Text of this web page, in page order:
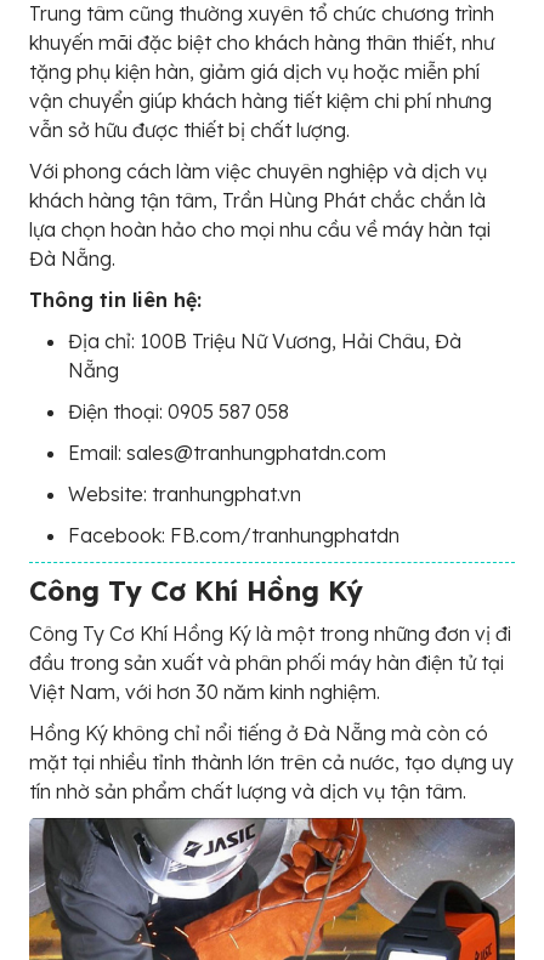
Trung tâm cũng thường xuyên tổ chức chương trình
khuyến mãi đặc biệt cho khách hàng thân thiết, như
tặng phụ kiện hàn, giảm giá dịch vụ hoặc miễn phí
vận chuyển giúp khách hàng tiết kiệm chi phí nhưng
vẫn sở hữu được thiết bị chất lượng.
Với phong cách làm việc chuyên nghiệp và dịch vụ
khách hàng tận tâm, Trần Hùng Phát chắc chắn là
lựa chọn hoàn hảo cho mọi nhu cầu về máy hàn tại
Đà Nẵng.
Thông tin liên hệ:
Địa chỉ: 100B Triệu Nữ Vương, Hải Châu, Đà
Nẵng
Điện thoại: 0905 587 058
Email: sales@tranhungphatdn.com
Website: tranhungphat.vn
Facebook: FB.com/tranhungphatdn
Công Ty Cơ Khí Hồng Ký
Công Ty Cơ Khí Hồng Ký là một trong những đơn vị đi
đầu trong sản xuất và phân phối máy hàn điện tử tại
Việt Nam, với hơn 30 năm kinh nghiệm.
Hồng Ký không chỉ nổi tiếng ở Đà Nẵng mà còn có
mặt tại nhiều tỉnh thành lớn trên cả nước, tạo dựng uy
tín nhờ sản phẩm chất lượng và dịch vụ tận tâm.